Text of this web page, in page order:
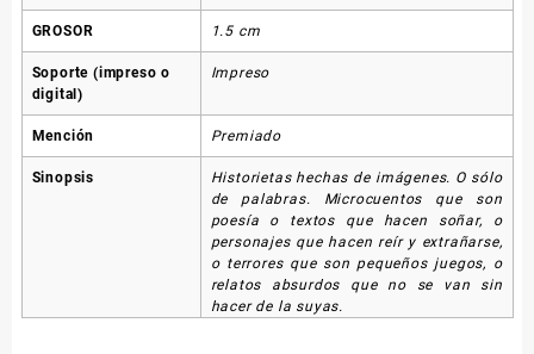
GROSOR 1.5 cm
Soporte (impreso o
digital)
Impreso
Mención Premiado
Sinopsis
Historietas hechas de imágenes. O sólo
de palabras. Microcuentos que son
poesía o textos que hacen soñar, o
personajes que hacen reír y extrañarse,
o terrores que son pequeños juegos, o
relatos absurdos que no se van sin
hacer de la suyas.